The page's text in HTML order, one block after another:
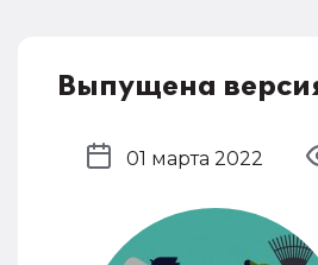
Выпущена
01 марта 2022